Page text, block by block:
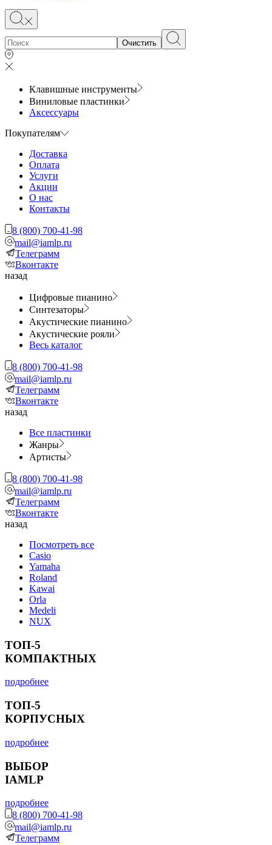
Очистить
Клавишные инструменты
Виниловые пластинки
Аксессуары
Покупателям
Доставка
Оплата
Услуги
Акции
О нас
Контакты
8 (800) 700-41-98
mail@iamlp.ru
Телеграмм
Вконтакте
назад
Цифровые пианино
Синтезаторы
Акустические пианино
Акустические рояли
Весь каталог
8 (800) 700-41-98
mail@iamlp.ru
Телеграмм
Вконтакте
назад
Все пластинки
Жанры
Артисты
8 (800) 700-41-98
mail@iamlp.ru
Телеграмм
Вконтакте
назад
Посмотреть все
Casio
Yamaha
Roland
Kawai
Orla
Medeli
NUX
ТОП-5
КОМПАКТНЫХ
подробнее
ТОП-5
КОРПУСНЫХ
подробнее
ВЫБОР
IAMLP
подробнее
8 (800) 700-41-98
mail@iamlp.ru
Телеграмм